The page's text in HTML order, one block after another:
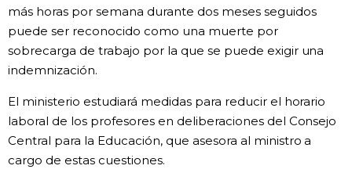
Gente
Blog
Tokio
Avisos
más horas por semana durante dos meses seguidos
puede ser reconocido como una muerte por
sobrecarga de trabajo por la que se puede exigir una
indemnización.
El ministerio estudiará medidas para reducir el horario
laboral de los profesores en deliberaciones del Consejo
Central para la Educación, que asesora al ministro a
cargo de estas cuestiones.